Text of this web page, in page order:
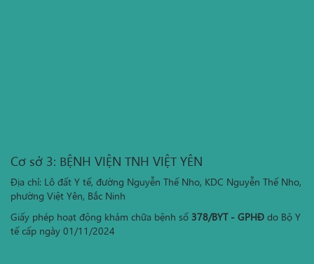
Cơ sở 3: BỆNH VIỆN TNH VIỆT YÊN
Địa chỉ: Lô đất Y tế, đường Nguyễn Thế Nho, KDC Nguyễn Thế Nho,
phường Việt Yên, Bắc Ninh
Giấy phép hoạt động khám chữa bệnh số 378/BYT - GPHĐ do Bộ Y
tế cấp ngày 01/11/2024